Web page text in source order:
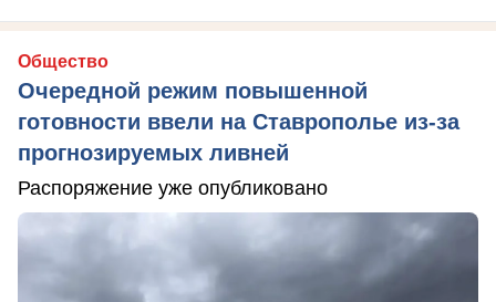
Общество
Очередной режим повышенной
готовности ввели на Ставрополье из-за
прогнозируемых ливней
Распоряжение уже опубликовано